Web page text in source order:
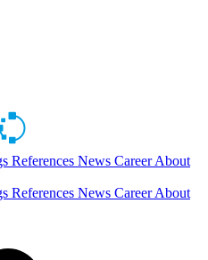
References News CareerAbout
References News CareerAbout